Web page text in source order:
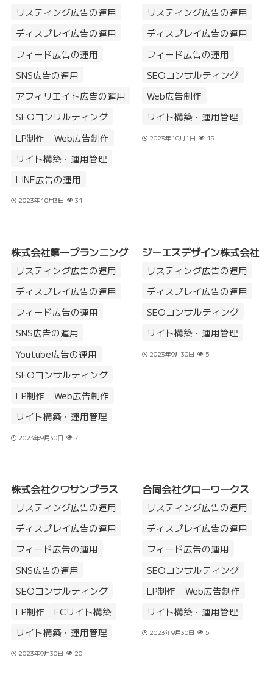
リスティング広告の運用
ディスプレイ広告の運用
フィード広告の運用
SNS広告の運用
アフィリエイト広告の運用
SEOコンサルティング
LP制作
Web広告制作
サイト構築・運用管理
LINE広告の運用
2023年10月3日 31
リスティング広告の運用
ディスプレイ広告の運用
フィード広告の運用
SEOコンサルティング
Web広告制作
サイト構築・運用管理
2023年10月1日 19
株式会社第一プランニング
リスティング広告の運用
ディスプレイ広告の運用
フィード広告の運用
SNS広告の運用
Youtube広告の運用
SEOコンサルティング
LP制作
Web広告制作
サイト構築・運用管理
2023年9月30日 7
ジーエスデザイン株式会社
リスティング広告の運用
ディスプレイ広告の運用
SEOコンサルティング
サイト構築・運用管理
2023年9月30日 5
株式会社クワサンプラス
リスティング広告の運用
ディスプレイ広告の運用
フィード広告の運用
SNS広告の運用
SEOコンサルティング
LP制作
ECサイト構築
サイト構築・運用管理
2023年9月30日 20
合同会社グローワークス
リスティング広告の運用
ディスプレイ広告の運用
フィード広告の運用
SEOコンサルティング
LP制作
Web広告制作
サイト構築・運用管理
2023年9月30日 5